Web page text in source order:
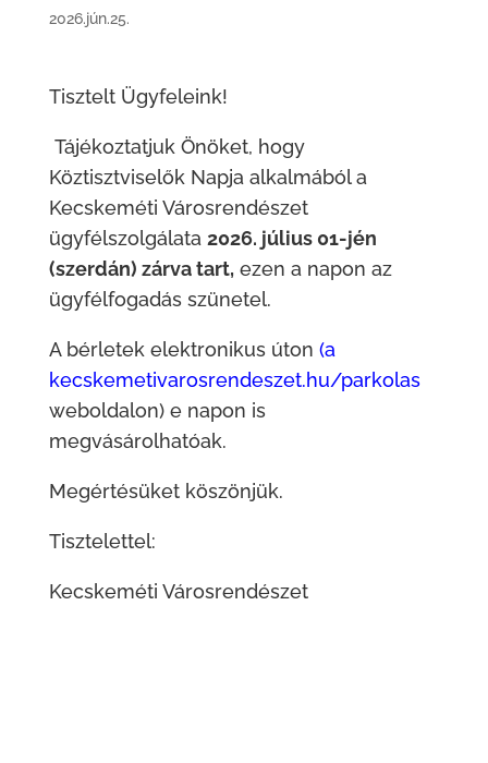
2026.jún.25.
Tisztelt Ügyfeleink!
Tájékoztatjuk Önöket, hogy
Köztisztviselők Napja alkalmából a
Kecskeméti Városrendészet
ügyfélszolgálata 2026. július 01-jén
(szerdán) zárva tart,ezen a napon az
ügyfélfogadás szünetel.
A bérletek elektronikus úton (a
kecskemetivarosrendeszet.hu/parkolas
weboldalon) e napon is
megvásárolhatóak.
Megértésüket köszönjük.
Tisztelettel:
Kecskeméti Városrendészet